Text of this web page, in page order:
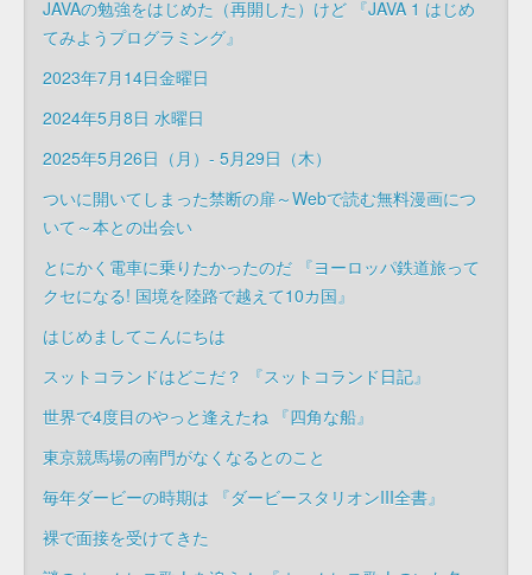
JAVAの勉強をはじめた（再開した）けど 『JAVA 1 はじめ
てみようプログラミング』
2023年7月14日金曜日
2024年5月8日 水曜日
2025年5月26日（月）- 5月29日（木）
ついに開いてしまった禁断の扉～Webで読む無料漫画につ
いて～本との出会い
とにかく電車に乗りたかったのだ 『ヨーロッパ鉄道旅って
クセになる! 国境を陸路で越えて10カ国』
はじめましてこんにちは
スットコランドはどこだ？ 『スットコランド日記』
世界で4度目のやっと逢えたね 『四角な船』
東京競馬場の南門がなくなるとのこと
毎年ダービーの時期は 『ダービースタリオンIII全書』
裸で面接を受けてきた